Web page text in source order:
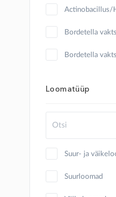
lammas
lind
merisiga
mesilane
Bordetella
Bordetella
Loomatüüp
Suur- ja
Suurloomad